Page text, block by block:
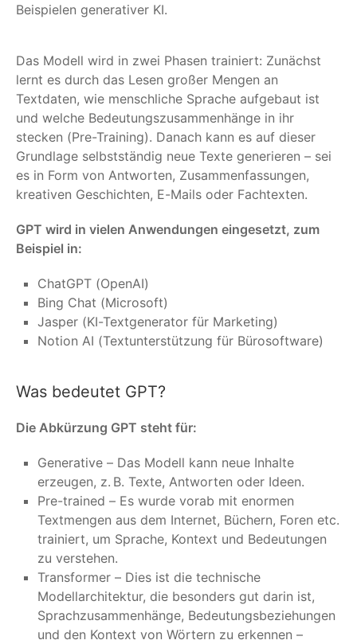
Beispielen generativer KI.
Das Modell wird in zwei Phasen trainiert: Zunächst
lernt es durch das Lesen großer Mengen an
Textdaten, wie menschliche Sprache aufgebaut ist
und welche Bedeutungszusammenhänge in ihr
stecken (Pre-Training). Danach kann es auf dieser
Grundlage selbstständig neue Texte generieren – sei
es in Form von Antworten, Zusammenfassungen,
kreativen Geschichten, E-Mails oder Fachtexten.
GPT wird in vielen Anwendungen eingesetzt, zum
Beispiel in:
ChatGPT (OpenAI)
Bing Chat (Microsoft)
Jasper (KI-Textgenerator für Marketing)
Notion AI (Textunterstützung für Bürosoftware)
Was bedeutet GPT?
Die Abkürzung GPT steht für:
Generative – Das Modell kann neue Inhalte
erzeugen, z. B. Texte, Antworten oder Ideen.
Pre-trained – Es wurde vorab mit enormen
Textmengen aus dem Internet, Büchern, Foren etc.
trainiert, um Sprache, Kontext und Bedeutungen
zu verstehen.
Transformer – Dies ist die technische
Modellarchitektur, die besonders gut darin ist,
Sprachzusammenhänge, Bedeutungsbeziehungen
und den Kontext von Wörtern zu erkennen –